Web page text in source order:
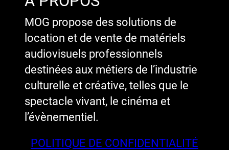
MOG propose des solutions de
location et de vente de matériels
audiovisuels professionnels
destinées aux métiers de l’industrie
culturelle et créative, telles que le
spectacle vivant, le cinéma et
l’évènementiel.
POLITIQUE DE CONFIDENTIALITÉ